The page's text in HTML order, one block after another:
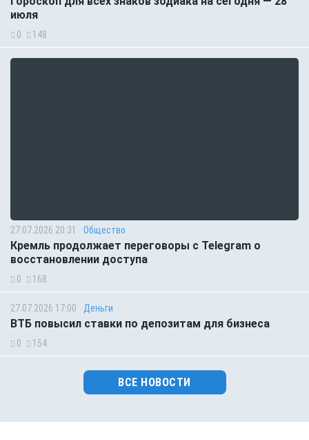
июля
0 148
27.07.2026 20:31 Общество
Кремль продолжает переговоры с Telegram о
восстановлении доступа
0 168
27.07.2026 17:00 Деньги
ВТБ повысил ставки по депозитам для бизнеса
0 154
ВСЕ НОВОСТИ